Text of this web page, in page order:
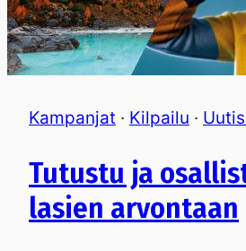
Kampanjat · Kilpailu ·
Tutustu ja
lasien arvontaan